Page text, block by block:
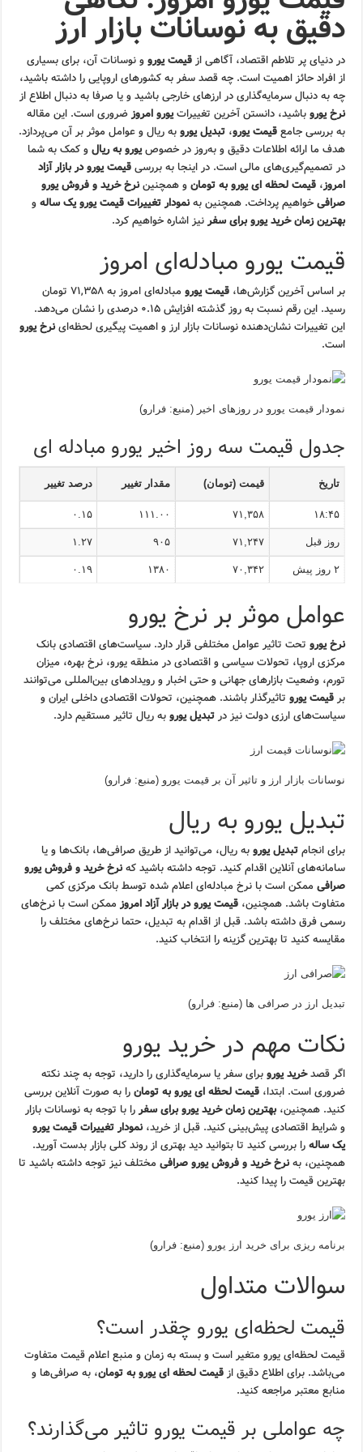
دقیق به نوسانات بازار ارز
در دنیای پر تلاطم اقتصاد، آگاهی ازقیمت یوروو نوسانات آن، برای بسیاری
از افراد حائز اهمیت است. چه قصد سفر به کشورهای اروپایی را داشته باشید،
چه به دنبال سرمایه‌گذاری در ارزهای خارجی باشید و یا صرفا به دنبال اطلاع از
نرخ یوروباشید، دانستن آخرین تغییراتیورو امروزضروری است. این مقاله
به بررسی جامعقیمت یورو،تبدیل یوروبه ریال و عوامل موثر بر آن می‌پردازد.
هدف ما ارائه اطلاعات دقیق و به‌روز در خصوصیورو به ریالو کمک به شما
در تصمیم‌گیری‌های مالی است. در اینجا به بررسیقیمت یورو در بازار آزاد
امروز،قیمت لحظه ای یورو به تومانو همچنیننرخ خرید و فروش یورو
صرافیخواهیم پرداخت. همچنین بهنمودار تغییرات قیمت یورو یک سالهو
بهترین زمان خرید یورو برای سفرنیز اشاره خواهیم کرد.
قیمت یورو مبادله‌ای امروز
بر اساس آخرین گزارش‌ها،قیمت یورو
مبادله‌ای امروز به ۷۱,۳۵۸ تومان
رسید. این رقم نسبت به روز گذشته افزایش ۰.۱۵ درصدی را نشان می‌دهد.
این تغییرات نشان‌دهنده نوسانات بازار ارز و اهمیت پیگیری لحظه‌اینرخ یورو
است.
نمودار قیمت یورو در روزهای اخیر (منبع: فرارو)
جدول قیمت سه روز اخیر یورو مبادله ای
تاریخ قیمت (تومان) مقدار تغییر درصد تغییر
۱۸:۴۵ ۷۱,۳۵۸ ۱۱۱.۰۰ ۰.۱۵
روز قبل ۷۱,۲۴۷ ۹۰۵ ۱.۲۷
۲ روز پیش ۷۰,۳۴۲ ۱۳۸۰ ۰.۱۹
عوامل موثر بر نرخ یورو
نرخ یورو تحت تاثیر عوامل مختلفی قرار دارد. سیاست‌های اقتصادی بانک
مرکزی اروپا، تحولات سیاسی و اقتصادی در منطقه یورو، نرخ بهره، میزان
تورم، وضعیت بازارهای جهانی و حتی اخبار و رویدادهای بین‌المللی می‌توانند
برقیمت یورو تاثیرگذار باشند. همچنین، تحولات اقتصادی داخلی ایران و
سیاست‌های ارزی دولت نیز درتبدیل یوروبه ریال تاثیر مستقیم دارد.
نوسانات بازار ارز و تاثیر آن بر قیمت یورو (منبع: فرارو)
تبدیل یورو به ریال
برای انجامتبدیل یوروبه ریال، می‌توانید از طریق صرافی‌ها، بانک‌ها و یا
سامانه‌های آنلاین اقدام کنید. توجه داشته باشید کهنرخ خرید و فروش یورو
صرافی ممکن است با نرخ مبادله‌ای اعلام شده توسط بانک مرکزی کمی
متفاوت باشد. همچنین،قیمت یورو در بازار آزاد امروزممکن است با نرخ‌های
رسمی فرق داشته باشد. قبل از اقدام به تبدیل، حتما نرخ‌های مختلف را
مقایسه کنید تا بهترین گزینه را انتخاب کنید.
تبدیل ارز در صرافی ها (منبع: فرارو)
نکات مهم در خرید یورو
اگر قصدخرید یوروبرای سفر یا سرمایه‌گذاری را دارید، توجه به چند نکته
ضروری است. ابتدا،قیمت لحظه ای یورو به تومانرا به صورت آنلاین بررسی
کنید. همچنین،بهترین زمان خرید یورو برای سفررا با توجه به نوسانات بازار
و شرایط اقتصادی پیش‌بینی کنید. قبل از خرید،نمودار تغییرات قیمت یورو
یک سالهرا بررسی کنید تا بتوانید دید بهتری از روند کلی بازار بدست آورید.
همچنین، بهنرخ خرید و فروش یورو صرافی مختلف نیز توجه داشته باشید تا
بهترین قیمت را پیدا کنید.
برنامه ریزی برای خرید ارز یورو (منبع: فرارو)
سوالات متداول
قیمت لحظه‌ای یورو چقدر است؟
قیمت لحظه‌ای یورو متغیر است و بسته به زمان و منبع اعلام قیمت متفاوت
می‌باشد. برای اطلاع دقیق ازقیمت لحظه ای یورو به تومان، به صرافی‌ها و
منابع معتبر مراجعه کنید.
چه عواملی بر قیمت یورو تاثیر می‌گذارند؟